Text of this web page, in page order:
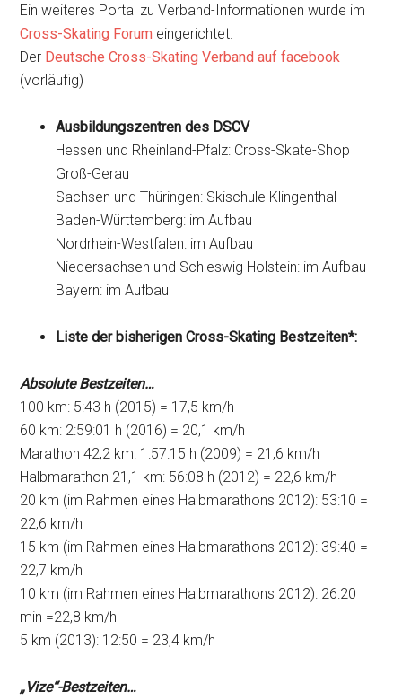
Ein weiteres Portal zu Verband-Informationen wurde im
Cross-Skating Forum eingerichtet.
Der Deutsche Cross-Skating Verband auf facebook
(vorläufig)
Ausbildungszentren des DSCV
Hessen und Rheinland-Pfalz: Cross-Skate-Shop
Groß-Gerau
Sachsen und Thüringen: Skischule Klingenthal
Baden-Württemberg: im Aufbau
Nordrhein-Westfalen: im Aufbau
Niedersachsen und Schleswig Holstein: im Aufbau
Bayern: im Aufbau
Liste der bisherigen Cross-Skating Bestzeiten*:
Absolute Bestzeiten…
100 km: 5:43 h (2015) = 17,5 km/h
60 km: 2:59:01 h (2016) = 20,1 km/h
Marathon 42,2 km: 1:57:15 h (2009) = 21,6 km/h
Halbmarathon 21,1 km: 56:08 h (2012) = 22,6 km/h
20 km (im Rahmen eines Halbmarathons 2012): 53:10 =
22,6 km/h
15 km (im Rahmen eines Halbmarathons 2012): 39:40 =
22,7 km/h
10 km (im Rahmen eines Halbmarathons 2012): 26:20
min =22,8 km/h
5 km (2013): 12:50 = 23,4 km/h
„Vize“-Bestzeiten…